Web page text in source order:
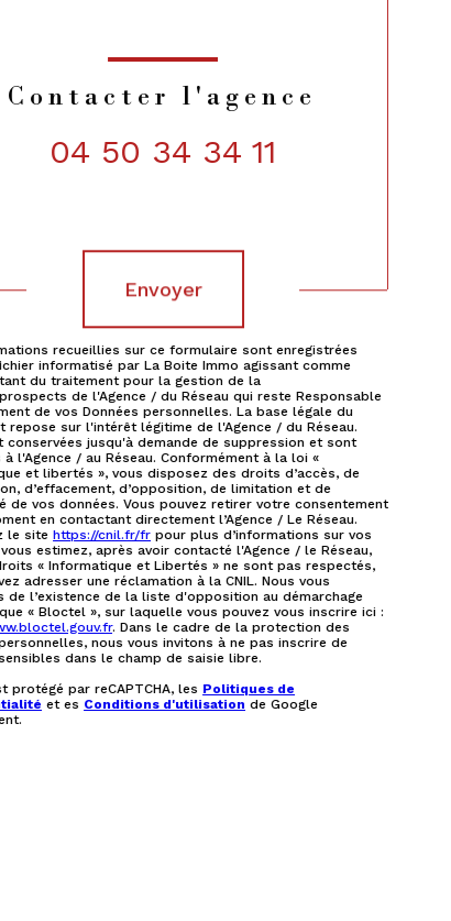
Contacter l'agence
04 50 34 34 11
envoyer
recueillies sur ce formulaire sont enregistrées
informatisé par La Boite Immo agissant comme
du traitement pour la gestion de la
de l'Agence / du Réseau qui reste Responsable
de vos Données personnelles. La base légale du
repose sur l'intérêt légitime de l'Agence / du Réseau.
conservées jusqu'à demande de suppression et sont
à l'Agence / au Réseau. Conformément à la loi «
et libertés », vous disposez des droits d’accès, de
d’effacement, d’opposition, de limitation et de
de vos données. Vous pouvez retirer votre consentement
en contactant directement l’Agence / Le Réseau.
le site https://cnil.fr/fr pour plus d’informations sur vos
estimez, après avoir contacté l'Agence / le Réseau,
« Informatique et Libertés » ne sont pas respectés,
adresser une réclamation à la CNIL. Nous vous
de l’existence de la liste d'opposition au démarchage
« Bloctel », sur laquelle vous pouvez vous inscrire ici :
. Dans le cadre de la protection des
nous vous invitons à ne pas inscrire de
dans le champ de saisie libre.
protégé par reCAPTCHA, les Politiques de
et es Conditions d'utilisation de Google